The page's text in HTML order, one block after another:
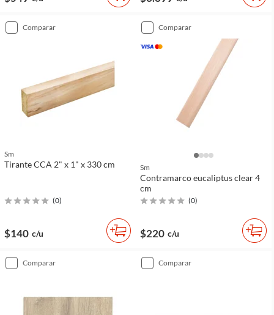
comparar
Sm
Tirante CCA 2" x 1" x 330 cm
(0)
$140 c/u
comparar
Sm
Contramarco eucaliptus clear 4
cm
(0)
$220 c/u
comparar comparar